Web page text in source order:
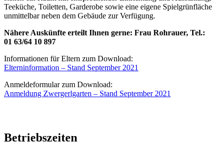
Teeküche, Toiletten, Garderobe sowie eine eigene Spielgrünfläche
unmittelbar neben dem Gebäude zur Verfügung.
Nähere Auskünfte erteilt Ihnen gerne: Frau Rohrauer, Tel.:
01 63/64 10 897
Informationen für Eltern zum Download:
Elterninformation – Stand September 2021
Anmeldeformular zum Download:
Anmeldung Zwergerlgarten – Stand September 2021
Betriebszeiten